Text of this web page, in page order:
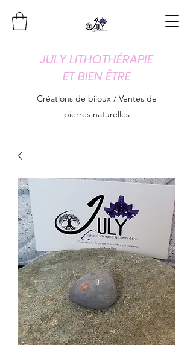
JULY LITHOTHÉRAPIE
ET BIEN ÊTRE
Créations de bijoux / Ventes de
pierres naturelles